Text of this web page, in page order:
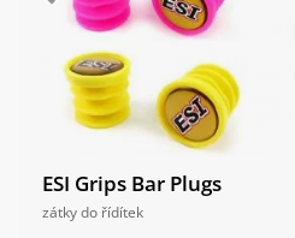
ESI Grips Bar Plugs
zátky do řídítek